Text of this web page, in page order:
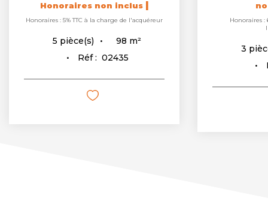
non inclus|
Honoraires : 6,5% TTC à la charge de
pièce(s)
Honoraires :
3